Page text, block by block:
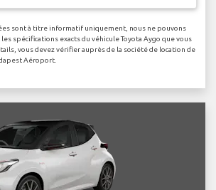
sont à titre informatif uniquement, nous ne pouvons
spécifications exacts du véhicule Toyota Aygo que vous
vous devez vérifier auprès de la société de location de
Aéroport.